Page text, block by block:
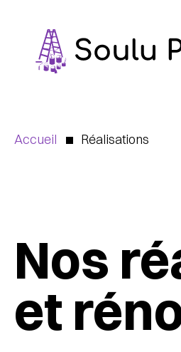
contenu
Accueil Réalisations
Nos
et